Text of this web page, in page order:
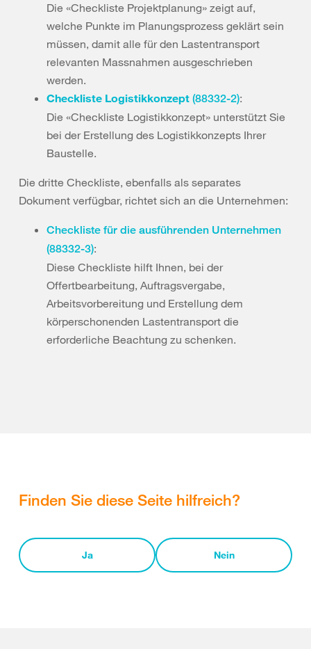
Die «Checkliste Projektplanung» zeigt auf,
welche Punkte im Planungsprozess geklärt sein
müssen, damit alle für den Lastentransport
relevanten Massnahmen ausgeschrieben
werden.
Checkliste Logistikkonzept (88332-2):
Die «Checkliste Logistikkonzept» unterstützt Sie
bei der Erstellung des Logistikkonzepts Ihrer
Baustelle.
Die dritte Checkliste, ebenfalls als separates
Dokument verfügbar, richtet sich an die Unternehmen:
Checkliste für die ausführenden Unternehmen
(88332-3):
Diese Checkliste hilft Ihnen, bei der
Offertbearbeitung, Auftragsvergabe,
Arbeitsvorbereitung und Erstellung dem
körperschonenden Lastentransport die
erforderliche Beachtung zu schenken.
Finden Sie diese Seite hilfreich?
Ja Nein